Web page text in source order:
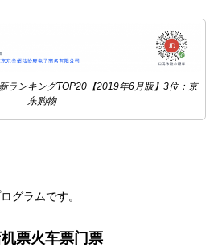
ランキングTOP20【2019年6月版】3位：京
东购物
グラムです。
票火车票门票